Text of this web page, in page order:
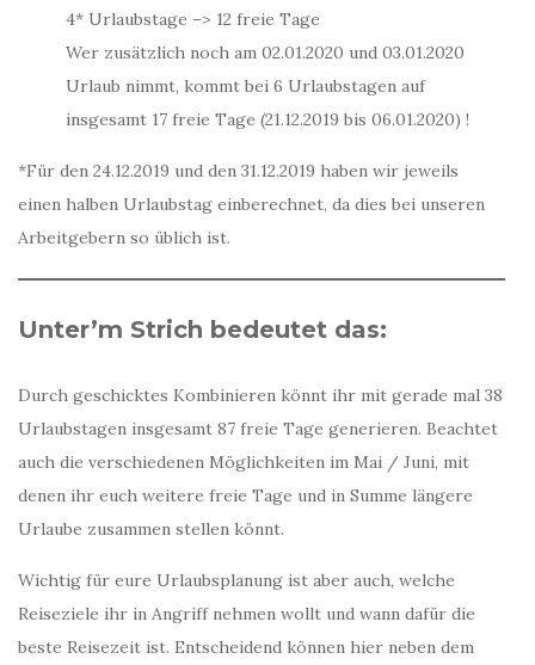
4* Urlaubstage –> 12 freie Tage
Wer zusätzlich noch am 02.01.2020 und 03.01.2020
Urlaub nimmt, kommt bei 6 Urlaubstagen auf
insgesamt 17 freie Tage (21.12.2019 bis 06.01.2020) !
*Für den 24.12.2019 und den 31.12.2019 haben wir jeweils
einen halben Urlaubstag einberechnet, da dies bei unseren
Arbeitgebern so üblich ist.
Unter’m Strich bedeutet das:
Durch geschicktes Kombinieren könnt ihr mit gerade mal 38
Urlaubstagen insgesamt 87 freie Tage generieren. Beachtet
auch die verschiedenen Möglichkeiten im Mai / Juni, mit
denen ihr euch weitere freie Tage und in Summe längere
Urlaube zusammen stellen könnt.
Wichtig für eure Urlaubsplanung ist aber auch, welche
Reiseziele ihr in Angriff nehmen wollt und wann dafür die
beste Reisezeit ist. Entscheidend können hier neben dem